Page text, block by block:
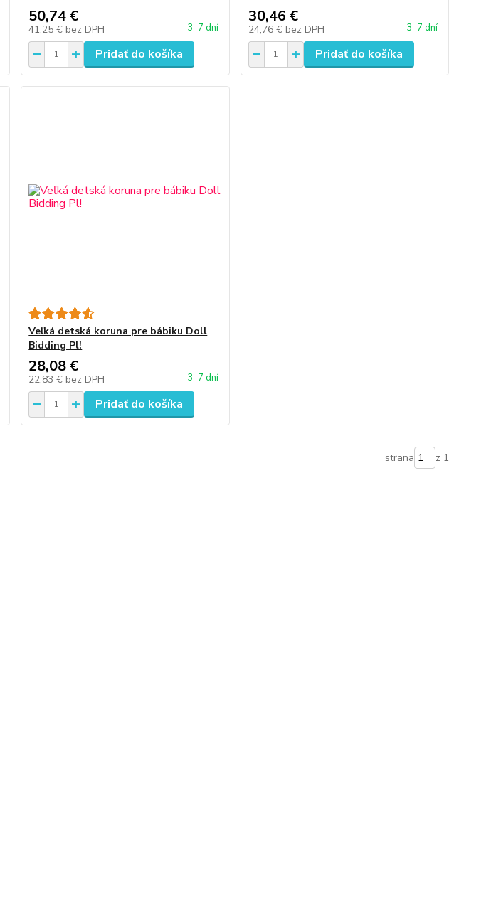
50,74 €
41,25 € bez DPH 3-7 dní
Pridať do košíka
30,46 €
24,76 € bez DPH 3-7 dní
Pridať do košíka
Veľká detská koruna pre bábiku Doll
Bidding Pl!
28,08 €
22,83 € bez DPH 3-7 dní
Pridať do košíka
strana z 1